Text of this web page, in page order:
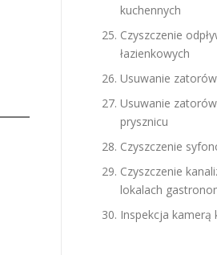
kuchennych
Czyszczenie
łazienkowych
Usuwanie
Usuwanie
prysznicu
Czyszczenie
Czyszczenie
lokalach
Inspekcja kamerą